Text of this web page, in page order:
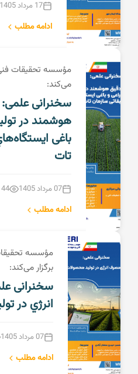
17 مرداد 1405
ادامه مطلب
مؤسسه تحقیقات
می‌کند:
سخنرانی
هوشمند در
باغی
تات
07 مرداد 1405 44
ادامه مطلب
مؤسسه
برگزار می‌کند:
سخنرانی
انرژي در
07 مرداد 1405
ادامه مطلب